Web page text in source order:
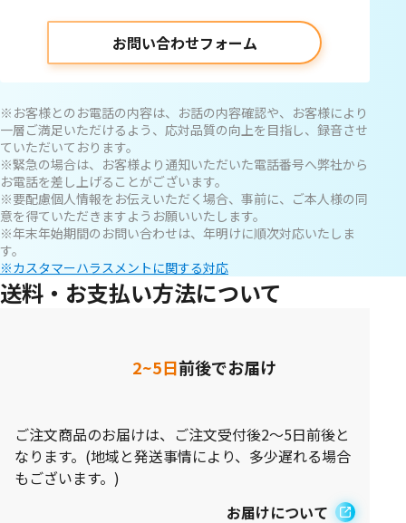
お問い合わせフォーム
※お客様とのお電話の内容は、お話の内容確認や、お客様により
一層ご満足いただけるよう、応対品質の向上を目指し、録音させ
ていただいております。
※緊急の場合は、お客様より通知いただいた電話番号へ弊社から
お電話を差し上げることがございます。
※要配慮個人情報をお伝えいただく場合、事前に、ご本人様の同
意を得ていただきますようお願いいたします。
※年末年始期間のお問い合わせは、年明けに順次対応いたしま
す。
※カスタマーハラスメントに関する対応
送料・お支払い方法について
2~5日前後でお届け
ご注文商品のお届けは、ご注文受付後2～5日前後と
なります。(地域と発送事情により、多少遅れる場合
もございます。)
お届けについて